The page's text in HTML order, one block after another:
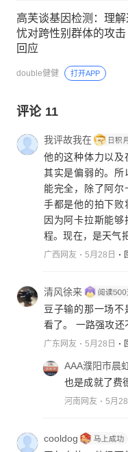
高芙谈基因检测：理
忧对跨性别群体的攻
回应
double健健 打开APP
评论 11
我评故我在
他的这种体力以及
其实是偏弱的。所
能完全，除了阿尔
手都是他的拍下败
因为阿卡拉斯能
程。现在，是天气
广西网友 5月28日
清风徐来
豆子输的那一场不
看了。 一路强攻还
广东网友 5月28日
AAA濮阳市晨
也是成就了费
河南网友 5月28
cooldog